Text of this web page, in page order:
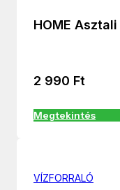
HOME
2 990 Ft
Megtekintés
VÍZFORRALÓ